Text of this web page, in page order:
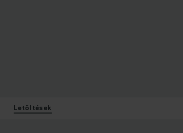
Letöltések